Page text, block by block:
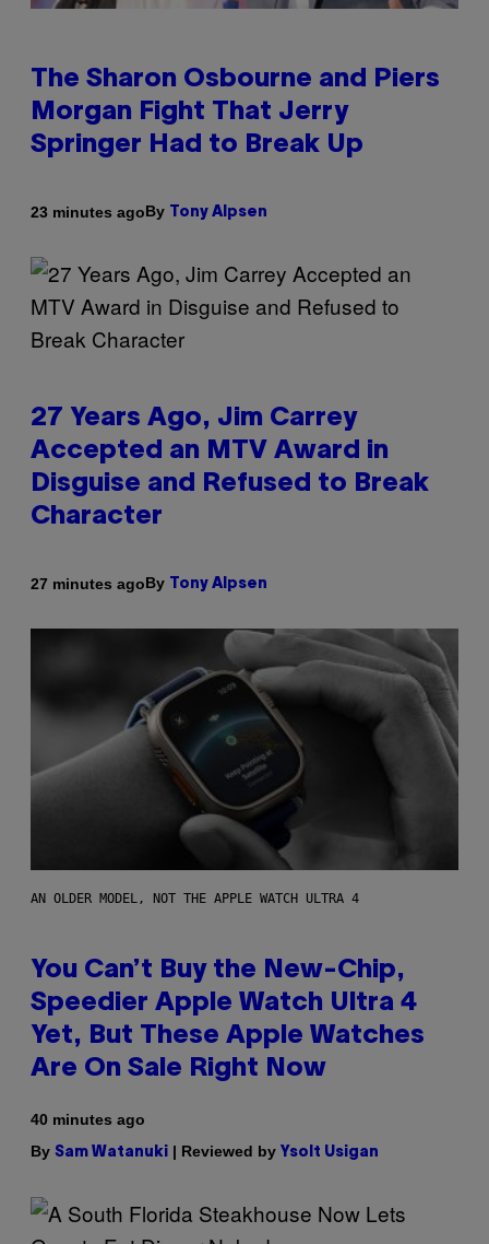
The Sharon Osbourne and Piers
Morgan Fight That Jerry
Springer Had to Break Up
23 minutes agoBy Tony Alpsen
27 Years Ago, Jim Carrey
Accepted an MTV Award in
Disguise and Refused to Break
Character
27 minutes agoBy Tony Alpsen
AN OLDER MODEL, NOT THE APPLE WATCH ULTRA 4
You Can’t Buy the New-Chip,
Speedier Apple Watch Ultra 4
Yet, But These Apple Watches
Are On Sale Right Now
40 minutes ago
By Sam Watanuki | Reviewed by Ysolt Usigan